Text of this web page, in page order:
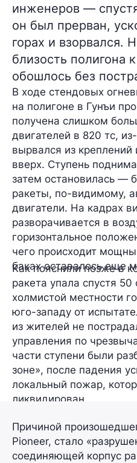
инженеров —
он был прерван,
горах и взорвался.
близость полигона
обошлось без
В ходе стендовых
на полигоне в Гунъи
получена слишком
двигателей в 820 тc,
вырвался из
вверх. Ступень
затем остановилась —
ракеты, по-видимому,
двигатели. На кадрах
разворачивается в
горизонтальное
чего происходит
баках оставалось еще
Как пояснили позже в
ракета упала спустя 50
холмистой местности
юго-западу от
из жителей не
управления по
части ступени были
зоне», после падения
локальный пожар,
ликвидирован.
Причиной
Pioneer, стало
соединяющей корпус